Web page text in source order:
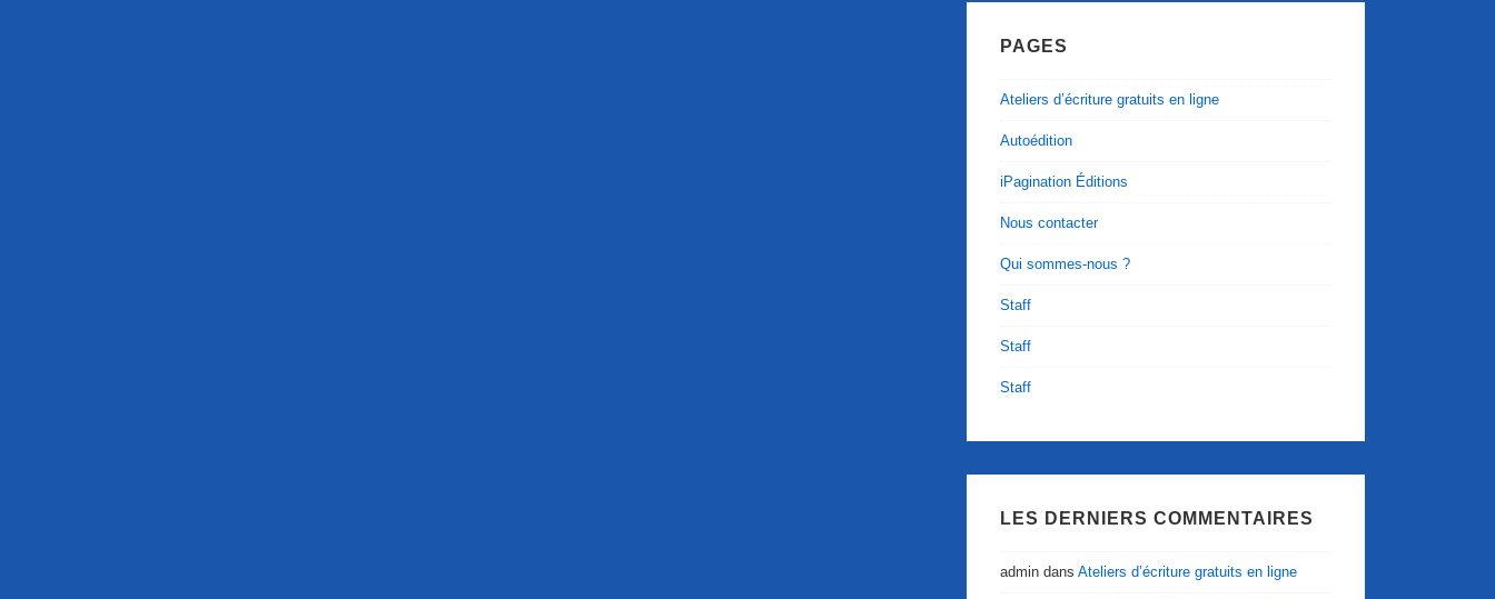
PAGES
Ateliers d’écriture gratuits en ligne
Autoédition
iPagination Éditions
Nous contacter
Qui sommes-nous ?
Staff
Staff
Staff
LES DERNIERS COMMENTAIRES
admin dansAteliers d’écriture gratuits en ligne